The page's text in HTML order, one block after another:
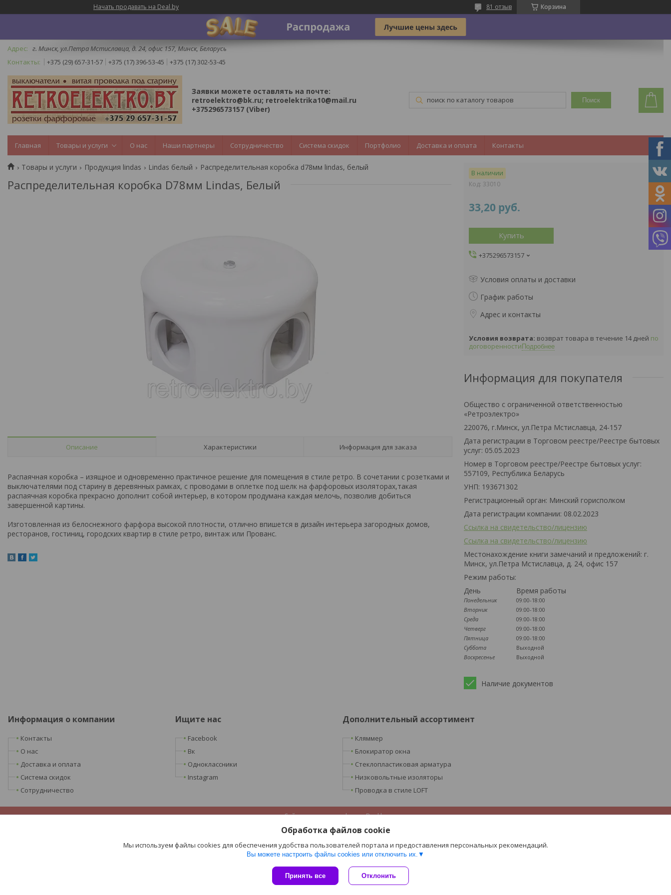
Начать продавать на Deal.by Корзина
81 отзыв
г. Минск, ул.Петра Мстиславца, д. 24, офис 157, Минск, Беларусь
+375 (29) 657-31-57
+375 (17) 396-53-45 +375 (17) 302-53-45
Заявки можете оставлять на почте:
retroelektro@bk.ru; retroelektrika10@mail.ru
+375296573157 (Viber)
Поиск
Главная Товары и услуги О нас Наши партнеры Сотрудничество Система скидок Портфолио Доставка и оплата Контакты
Товары и услуги Продукция lindas Lindas белый Распределительная коробка d78мм lindas, белый
Распределительная коробка D78мм Lindas, Белый
Описание Характеристики Информация для заказа
Распаячная коробка – изящное и одновременно практичное решение для помещения в стиле ретро. В сочетании с розетками и
выключателями под старину в деревянных рамках, с проводами в оплетке под шелк на фарфоровых изоляторах,такая
распаячная коробка прекрасно дополнит собой интерьер, в котором продумана каждая мелочь, позволив добиться
завершенной картины.
Изготовленная из белоснежного фарфора высокой плотности, отлично впишется в дизайн интерьера загородных домов,
ресторанов, гостиниц, городских квартир в стиле ретро, винтаж или Прованс.
В наличии
Код: 33010
33,20 руб.
Купить
+375296573157
Условия оплаты и доставки
График работы
Адрес и контакты
возврат товара в течение 14 дней по
договоренности Подробнее
Информация для покупателя
Общество с ограниченной ответственностью
«Ретроэлектро»
220076, г.Минск, ул.Петра Мстиславца, 24-157
Дата регистрации в Торговом реестре/Реестре бытовых
услуг: 05.05.2023
Номер в Торговом реестре/Реестре бытовых услуг:
557109, Республика Беларусь
УНП: 193671302
Регистрационный орган: Минский горисполком
Дата регистрации компании: 08.02.2023
Ссылка на свидетельство/лицензию
Ссылка на свидетельство/лицензию
Местонахождение книги замечаний и предложений: г.
Минск, ул.Петра Мстиславца, д. 24, офис 157
Режим работы:
День
Время работы
Понедельник
09:00-18:00
Вторник
09:00-18:00
Среда
09:00-18:00
Четверг
09:00-18:00
Пятница
09:00-18:00
Суббота
Выходной
Воскресенье
Выходной
Наличие документов
Информация о компании
Контакты
О нас
Доставка и оплата
Система скидок
Сотрудничество
Ищите нас
Facebook
Вк
Одноклассники
Instagram
Дополнительный ассортимент
Кляммер
Блокиратор окна
Стеклопластиковая арматура
Низковольтные изоляторы
Проводка в стиле LOFT
Сайт создан на платформе Deal.by
Политика обработки файлов cookies
Обработка файлов cookie
Мы используем файлы cookies для обеспечения удобства пользователей портала и предоставления персональных рекомендаций.
Вы можете настроить файлы cookies или отключить их.
Принять все Отклонить
ООО «Ретроэлектро» |Пожаловаться на контент
Select Language▼